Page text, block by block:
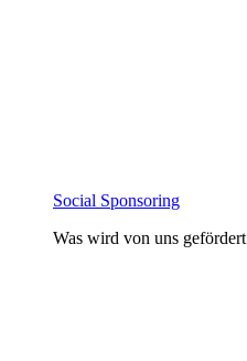
Social Sponsoring
Was wird von uns gefördert